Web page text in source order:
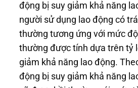
động bị suy giảm khả năng
người sử dụng lao động có
thường tương ứng với mức
thường được tính dựa trên tỷ
giảm khả năng lao động.
động bị suy giảm khả năng